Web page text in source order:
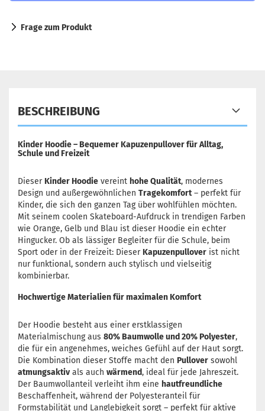
Frage zum Produkt
BESCHREIBUNG
Kinder Hoodie – Bequemer Kapuzenpullover für Alltag,
Schule und Freizeit
Dieser Kinder Hoodie vereint hohe Qualität, modernes
Design und außergewöhnlichen Tragekomfort– perfekt für
Kinder, die sich den ganzen Tag über wohlfühlen möchten.
Mit seinem coolen Skateboard-Aufdruck in trendigen Farben
wie Orange, Gelb und Blau ist dieser Hoodie ein echter
Hingucker. Ob als lässiger Begleiter für die Schule, beim
Sport oder in der Freizeit: Dieser Kapuzenpullover ist nicht
nur funktional, sondern auch stylisch und vielseitig
kombinierbar.
Hochwertige Materialien für maximalen Komfort
Der Hoodie besteht aus einer erstklassigen
Materialmischung aus 80% Baumwolle und 20% Polyester,
die für ein angenehmes, weiches Gefühl auf der Haut sorgt.
Die Kombination dieser Stoffe macht den Pullover sowohl
atmungsaktivals auch wärmend, ideal für jede Jahreszeit.
Der Baumwollanteil verleiht ihm eine hautfreundliche
Beschaffenheit, während der Polyesteranteil für
Formstabilität und Langlebigkeit sorgt – perfekt für aktive